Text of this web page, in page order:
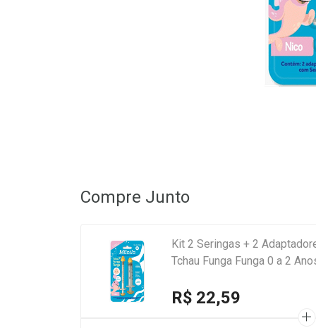
Compre Junto
Kit 2 Seringas + 2
Tchau Funga Funga 0 a 2
R$ 22,59